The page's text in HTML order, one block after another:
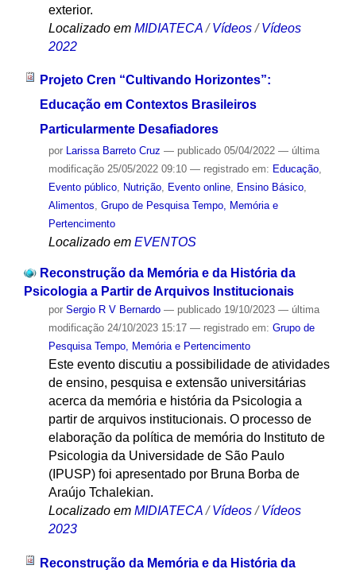
exterior.
Localizado em MIDIATECA /Vídeos /Vídeos
2022
Projeto Cren “Cultivando Horizontes”:
Educação em Contextos Brasileiros
Particularmente Desafiadores
por Larissa Barreto Cruz — publicado05/04/2022 — última
modificação25/05/2022 09:10 — registrado em: Educação,
Evento público, Nutrição, Evento online, Ensino Básico,
Alimentos, Grupo de Pesquisa Tempo, Memória e
Pertencimento
Localizado em EVENTOS
Reconstrução da Memória e da História da
Psicologia a Partir de Arquivos Institucionais
por Sergio R V Bernardo — publicado19/10/2023 — última
modificação24/10/2023 15:17 — registrado em: Grupo de
Pesquisa Tempo, Memória e Pertencimento
Este evento discutiu a possibilidade de atividades
de ensino, pesquisa e extensão universitárias
acerca da memória e história da Psicologia a
partir de arquivos institucionais. O processo de
elaboração da política de memória do Instituto de
Psicologia da Universidade de São Paulo
(IPUSP) foi apresentado por Bruna Borba de
Araújo Tchalekian.
Localizado em MIDIATECA /Vídeos /Vídeos
2023
Reconstrução da Memória e da História da